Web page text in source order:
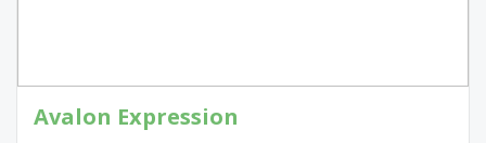
Avalon Expression